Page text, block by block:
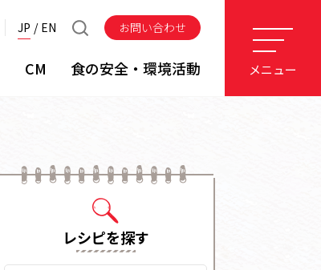
JP EN お問い合わせ
CM 食の安全・環境活動 メニュー
レシピを探す